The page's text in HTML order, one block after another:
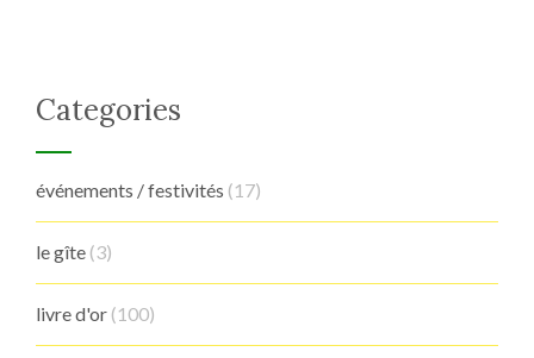
Categories
événements / festivités (17)
le gîte (3)
livre d'or (100)